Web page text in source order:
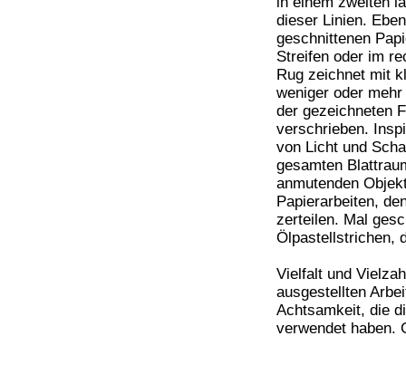
dieser Linien.
geschnittenen
Streifen oder im
Rug zeichnet mit
weniger oder
der gezeichneten
verschrieben.
von Licht und
gesamten
anmutenden
Papierarbeiten,
zerteilen. Mal
Ölpastellstrichen,
Vielfalt und
ausgestellten
Achtsamkeit, die
verwendet haben.